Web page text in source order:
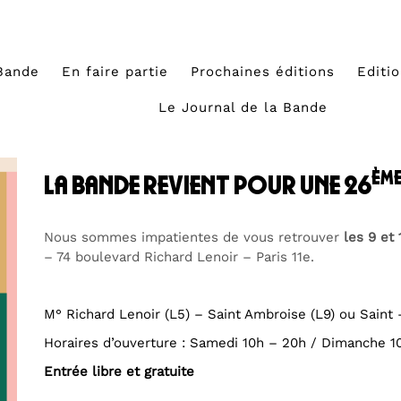
En faire partie Prochaines éditions
Le Journal de la Bande
la bande revient pour une 26
Nous sommes impatientes de vous retrouver les 9 et
– 74 boulevard Richard Lenoir – Paris 11e.
M° Richard Lenoir (L5) – Saint Ambroise (L9) ou
Horaires d’ouverture : Samedi 10h – 20h / Dimanche
Entrée libre et gratuite